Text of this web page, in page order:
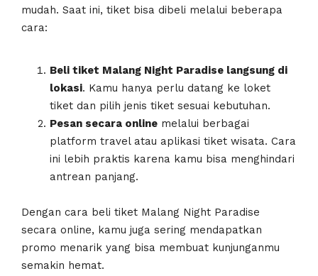
mudah. Saat ini, tiket bisa dibeli melalui beberapa
cara:
Beli tiket Malang Night Paradise langsung di
lokasi. Kamu hanya perlu datang ke loket
tiket dan pilih jenis tiket sesuai kebutuhan.
Pesan secara online melalui berbagai
platform travel atau aplikasi tiket wisata. Cara
ini lebih praktis karena kamu bisa menghindari
antrean panjang.
Dengan cara beli tiket Malang Night Paradise
secara online, kamu juga sering mendapatkan
promo menarik yang bisa membuat kunjunganmu
semakin hemat.